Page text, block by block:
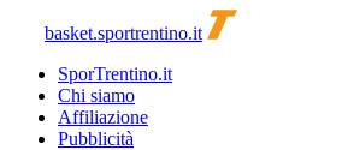
basket.sportrentino.it
SporTrentino.it
Chi siamo
Affiliazione
Pubblicità